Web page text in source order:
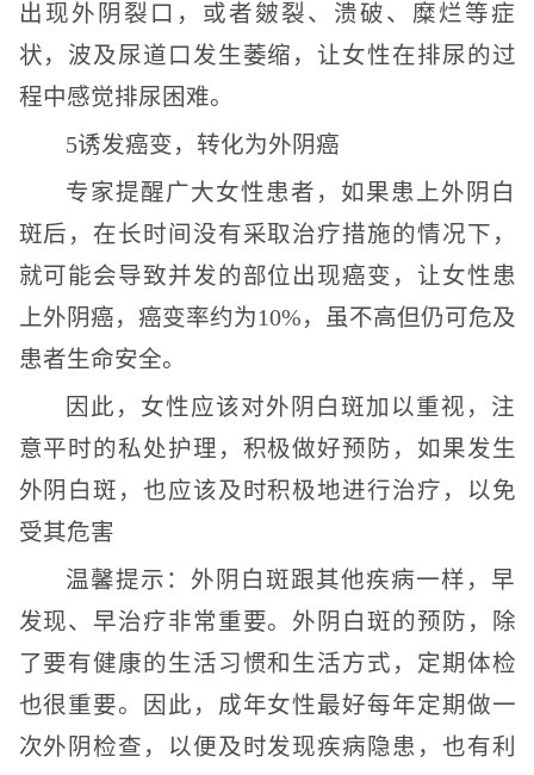
出现外阴裂口，或者皴裂、溃破、糜烂等症
状，波及尿道口发生萎缩，让女性在排尿的过
程中感觉排尿困难。
5诱发癌变，转化为外阴癌
专家提醒广大女性患者，如果患上外阴白
斑后，在长时间没有采取治疗措施的情况下，
就可能会导致并发的部位出现癌变，让女性患
上外阴癌，癌变率约为10%，虽不高但仍可危及
患者生命安全。
因此，女性应该对外阴白斑加以重视，注
意平时的私处护理，积极做好预防，如果发生
外阴白斑，也应该及时积极地进行治疗，以免
受其危害
温馨提示：外阴白斑跟其他疾病一样，早
发现、早治疗非常重要。外阴白斑的预防，除
了要有健康的生活习惯和生活方式，定期体检
也很重要。因此，成年女性最好每年定期做一
次外阴检查，以便及时发现疾病隐患，也有利